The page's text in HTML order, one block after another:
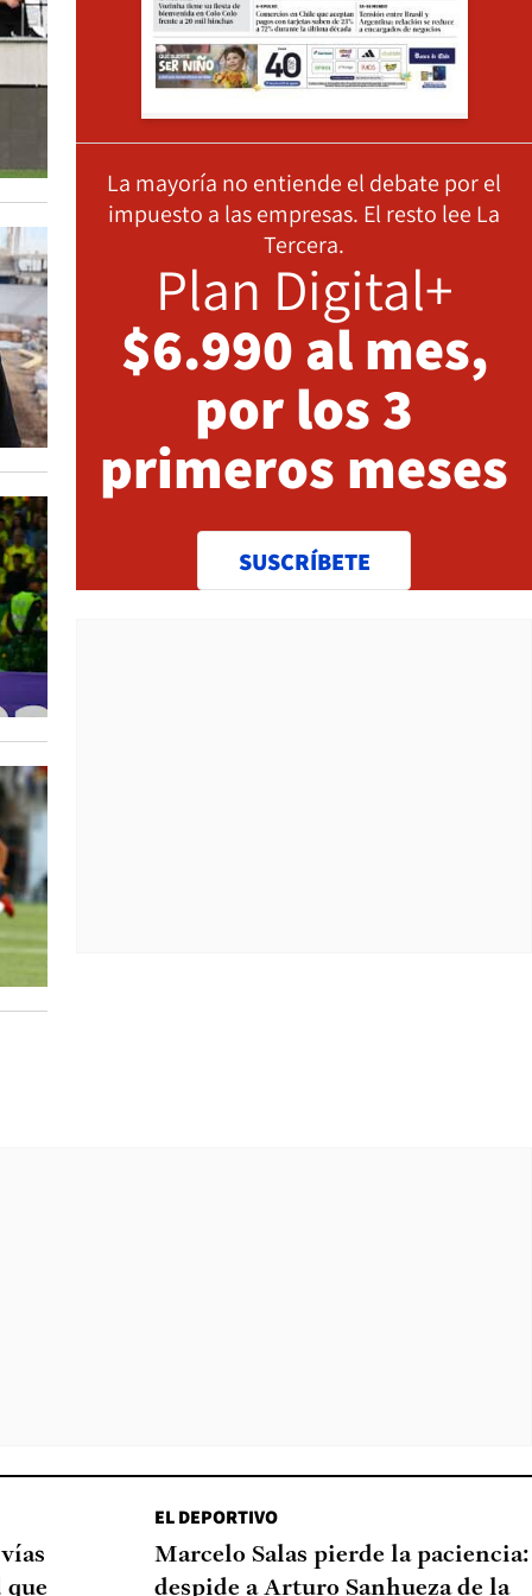
La mayoría no entiende el debate por el
impuesto a las empresas. El resto lee La
Tercera.
Plan Digital+
$6.990 al mes,
por los 3
primeros meses
SUSCRÍBETE
que
EL DEPORTIVO
Marcelo Salas pierde la paciencia:
despide a Arturo Sanhueza de la